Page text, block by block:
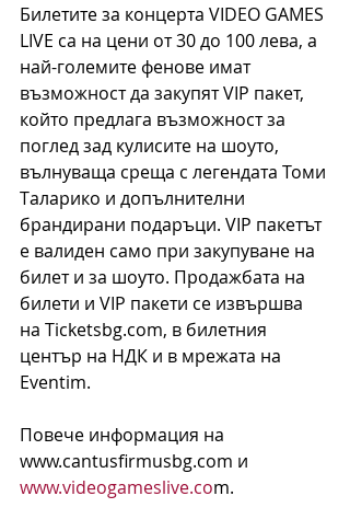
Билетите за концерта VIDEO GAMES
LIVE са на цени от 30 до 100 лева, а
най-големите фенове имат
възможност да закупят VIP пакет,
който предлага възможност за
поглед зад кулисите на шоуто,
вълнуваща среща с легендата Томи
Таларико и допълнителни
брандирани подаръци. VIP пакетът
е валиден само при закупуване на
билет и за шоуто. Продажбата на
билети и VIP пакети се извършва
на Ticketsbg.com, в билетния
център на НДК и в мрежата на
Eventim.
Повече информация на
www.cantusfirmusbg.com и
www.videogameslive.com.